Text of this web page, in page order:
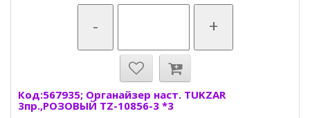
- +
Код:567935; Органайзер наст. TUKZAR
3пр.,РОЗОВЫЙ TZ-10856-3 *3